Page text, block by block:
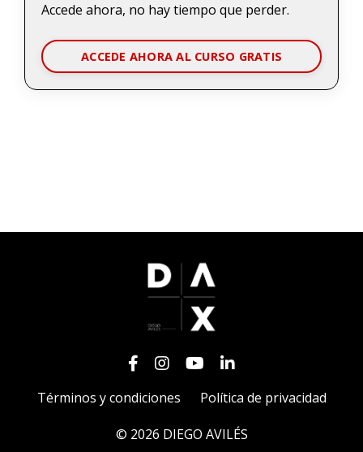
Accede ahora, no hay tiempo que perder.
ACCEDE AHORA AL CURSO GRATIS
Términos y condiciones Política de privacidad
© 2026 DIEGO AVILÉS